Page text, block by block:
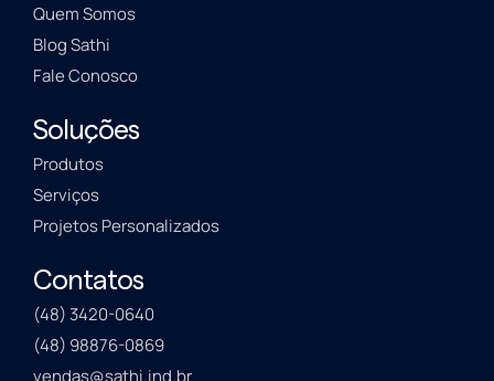
Quem Somos
Blog Sathi
Fale Conosco
Soluções
Produtos
Serviços
Projetos Personalizados
Contatos
(48) 3420-0640
(48) 98876-0869
vendas@sathi.ind.br